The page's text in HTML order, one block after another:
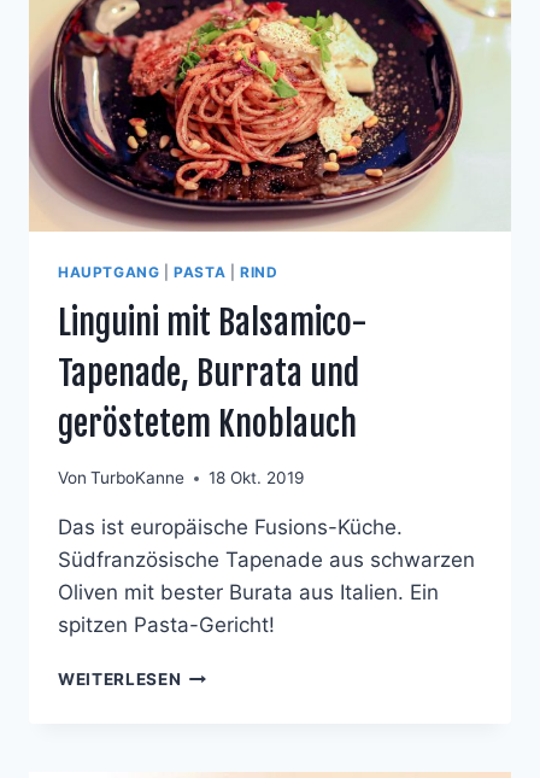
HAUPTGANG |PASTA RIND
Linguini mit Balsamico-
Tapenade, Burrata und
geröstetem Knoblauch
Von TurboKanne 18 Okt. 2019
Das ist europäische Fusions-Küche.
Südfranzösische Tapenade aus schwarzen
Oliven mit bester Burata aus Italien. Ein
spitzen Pasta-Gericht!
WEITERLESEN LINGUINI